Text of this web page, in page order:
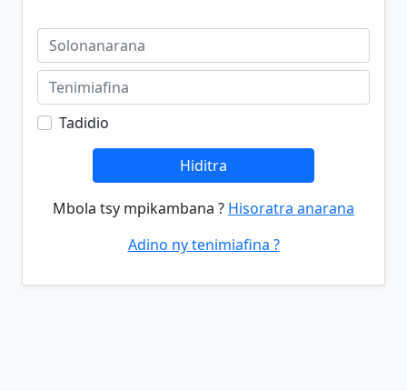
Tadidio
Hiditra
Mbola tsy mpikambana ? Hisoratra anarana
Adino ny tenimiafina ?